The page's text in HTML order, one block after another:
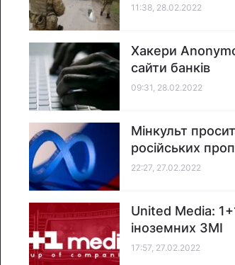
11:38, 28.02.2022
Хакери
сайти банків
09:31, 28.02.2022
Мінкульт
російських
22:27, 27.02.2022
United Media:
іноземних ЗМІ
17:57, 27.02.2022